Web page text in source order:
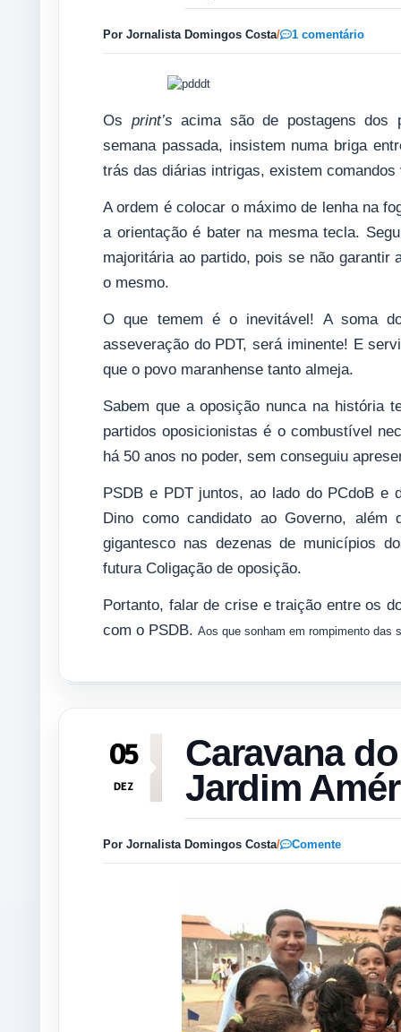
Por Jornalista Domingos Costa/ 1 comentário
Os print’s acima são de postagens dos
semana passada, insistem numa briga
trás das diárias intrigas, existem
A ordem é colocar o máximo de lenha na
a orientação é bater na mesma tecla.
majoritária ao partido, pois se não garantir
o mesmo.
O que temem é o inevitável! A soma
asseveração do PDT, será iminente! E
que o povo maranhense tanto almeja.
Sabem que a oposição nunca na história
partidos oposicionistas é o combustível
há 50 anos no poder, sem conseguiu
PSDB e PDT juntos, ao lado do PCdoB e
Dino como candidato ao Governo,
gigantesco nas dezenas de municípios
futura Coligação de oposição.
Portanto, falar de crise e traição entre os
com o PSDB. Aos que sonham em rompimento
05
DEZ
Caravana
Jardim
Por Jornalista Domingos Costa/ Comente